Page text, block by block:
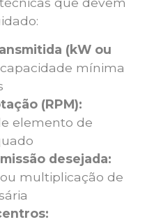
(kW ou
mínima
(RPM):
elemento de
desejada:
multiplicação de